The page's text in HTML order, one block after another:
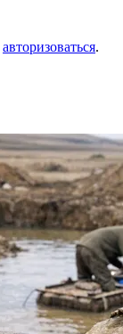
авторизоваться.